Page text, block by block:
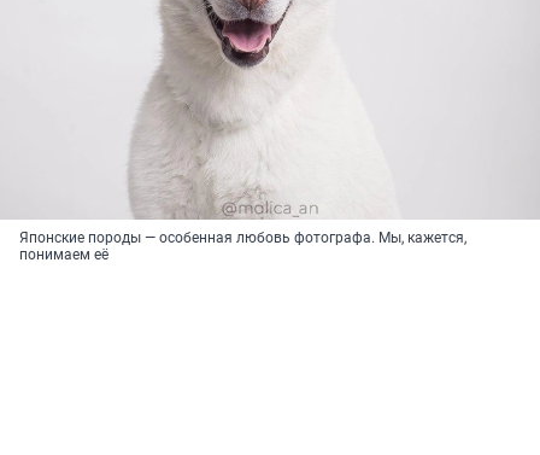
Японские породы — особенная любовь фотографа. Мы, кажется,
понимаем её